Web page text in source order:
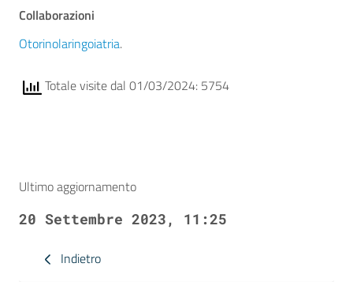
Indietro
Collaborazioni
Otorinolaringoiatria.
Totale visite dal 01/03/2024: 5754
Ultimo aggiornamento
20 Settembre 2023, 11:25